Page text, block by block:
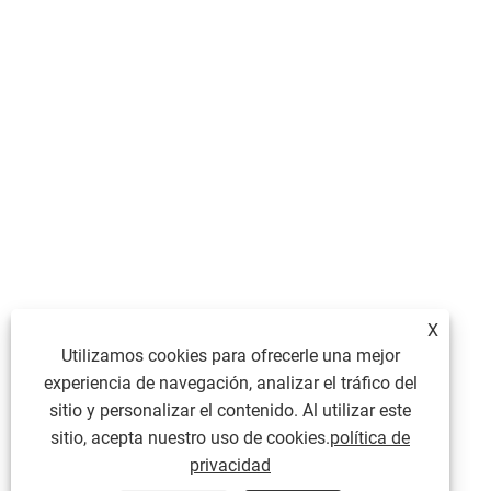
X
Utilizamos cookies para ofrecerle una mejor
experiencia de navegación, analizar el tráfico del
sitio y personalizar el contenido. Al utilizar este
sitio, acepta nuestro uso de cookies.política de
privacidad